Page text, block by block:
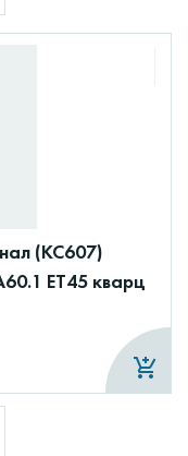
(КС607)
ET45 кварц